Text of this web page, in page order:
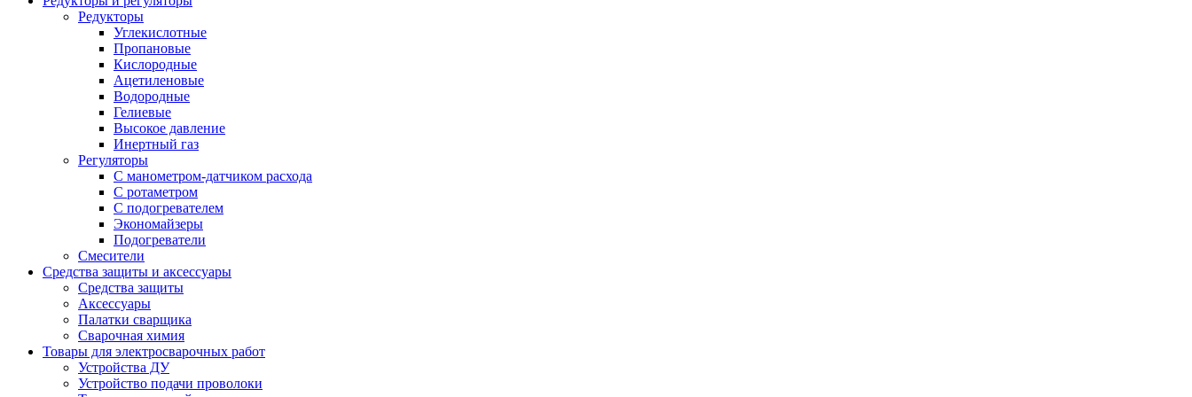
Редукторы
Углекислотные
Пропановые
Кислородные
Ацетиленовые
Водородные
Гелиевые
Высокое давление
Инертный газ
Регуляторы
С манометром-датчиком расхода
С ротаметром
С подогревателем
Экономайзеры
Подогреватели
Смесители
Средства защиты и аксессуары
Средства защиты
Аксессуары
Палатки сварщика
Сварочная химия
Товары для электросварочных работ
Устройства ДУ
Устройство подачи проволоки